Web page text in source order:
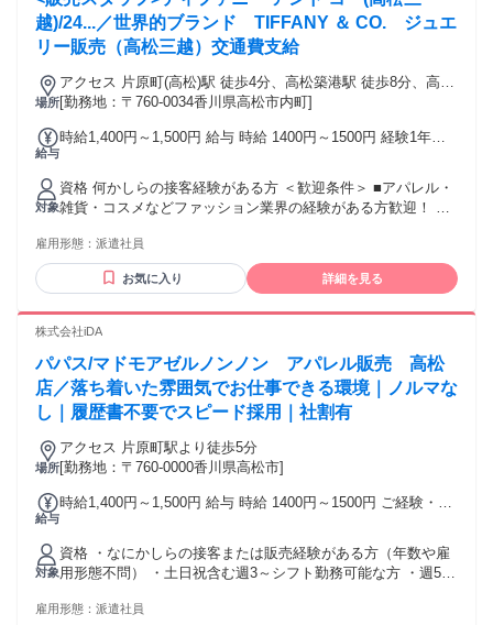
越)/24...／世界的ブランド TIFFANY ＆ CO. ジュエ
リー販売（高松三越）交通費支給
場所
アクセス 片原町(高松)駅 徒歩4分、高松築港駅 徒歩8分、高松
駅 徒歩12分
[勤務地：〒760-0034香川県高松市内町]
給与
時給1,400円～1,500円 給与 時給 1400円～1500円 経験1年以
就業1年後には必ず1500円に昇給します！ 【キャリア手当10
万円】 エントリーした職種の経験が2年以上・フルタイム勤務
可能な方は、全員がキャリア手当の対象となります。 なんと
《10万円》を1ヶ月勤務後の給与にて一括支給するスタブリだ
にかかった交通費は全額別途支給いたします。
対象
資格 何かしらの接客経験がある方 ＜歓迎条件＞ ■アパレル・
雑貨・コスメなどファッション業界の経験がある方歓迎！ ■
ョップ店員や事務など、他業種からの転職も大歓迎です。
【将来的には正社員も目指せる！】 スタッフブリッジでは、
未経験から販売スタッフにチャレンジし、正社員を目指すこ
談や研修もあるので、アパレル・ファッション・コスメ業界
雇用形態： 派遣社員
お気に入り 詳細を見る
株式会社iDA
パパス/マドモアゼルノンノン アパレル販売 高松
店／落ち着いた雰囲気でお仕事できる環境｜ノルマな
し｜履歴書不要でスピード採用｜社割有
場所
アクセス 片原町駅より徒歩5分
[勤務地：〒760-0000香川県高松市]
給与
時給1,400円～1,500円 給与 時給 1400円～1500円 ご経験・ス
受け取れます（※上限、条件あり） 交通費：通勤交通費全額
支給
対象
資格 ・なにかしらの接客または販売経験がある方（年数や雇
用形態不問） ・土日祝含む週3～シフト勤務可能な方 ・週5シ
雇用形態： 派遣社員